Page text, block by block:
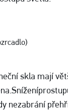
skla mají
nezabrání